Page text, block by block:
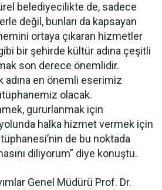
belediyecilikte de, sadece
değil, bunları da kapsayan
ortaya çıkaran hizmetler
bir şehirde kültür adına çeşitli
son derece önemlidir.
adına en önemli eserimiz
olacak.
gururlanmak için
halka hizmet vermek için
de bu noktada
diliyorum” diye konuştu.
Genel Müdürü Prof. Dr.